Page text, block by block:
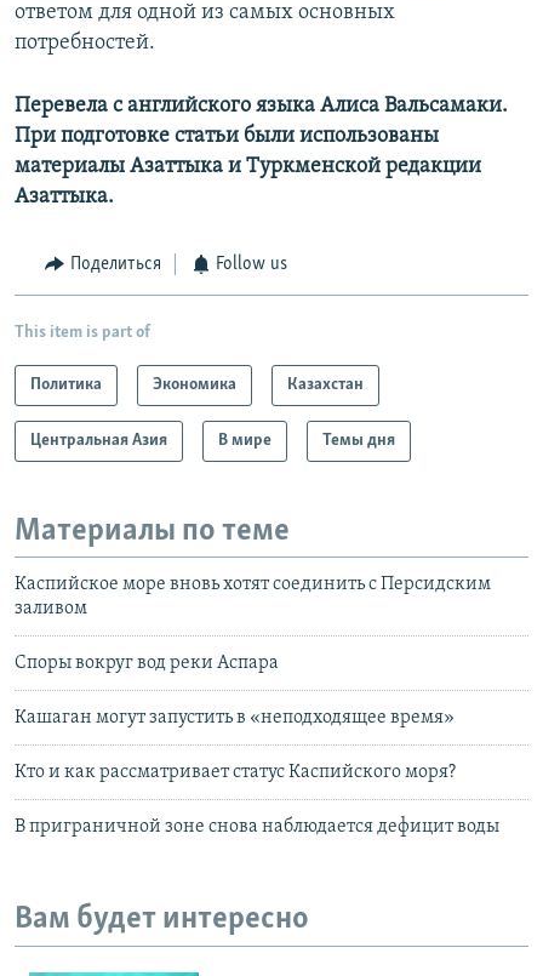
ответом для одной из самых основных
потребностей.
Перевела с английского языка Алиса Вальсамаки.
При подготовке статьи были использованы
материалы Азаттыка и Туркменской редакции
Азаттыка.
Поделиться Follow us
This item is part of
Политика Экономика Казахстан
Центральная Азия В мире Темы дня
Материалы по теме
Каспийское море вновь хотят соединить с Персидским
заливом
Споры вокруг вод реки Аспара
Кашаган могут запустить в «неподходящее время»
Кто и как рассматривает статус Каспийского моря?
В приграничной зоне снова наблюдается дефицит воды
Вам будет интересно